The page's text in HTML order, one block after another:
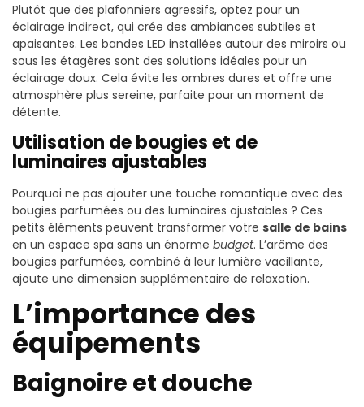
Plutôt que des plafonniers agressifs, optez pour un
éclairage indirect, qui crée des ambiances subtiles et
apaisantes. Les bandes LED installées autour des miroirs ou
sous les étagères sont des solutions idéales pour un
éclairage doux. Cela évite les ombres dures et offre une
atmosphère plus sereine, parfaite pour un moment de
détente.
Utilisation de bougies et de
luminaires ajustables
Pourquoi ne pas ajouter une touche romantique avec des
bougies parfumées ou des luminaires ajustables ? Ces
petits éléments peuvent transformer votre salle de bains
en un espace spa sans un énorme budget. L’arôme des
bougies parfumées, combiné à leur lumière vacillante,
ajoute une dimension supplémentaire de relaxation.
L’importance des
équipements
Baignoire et douche